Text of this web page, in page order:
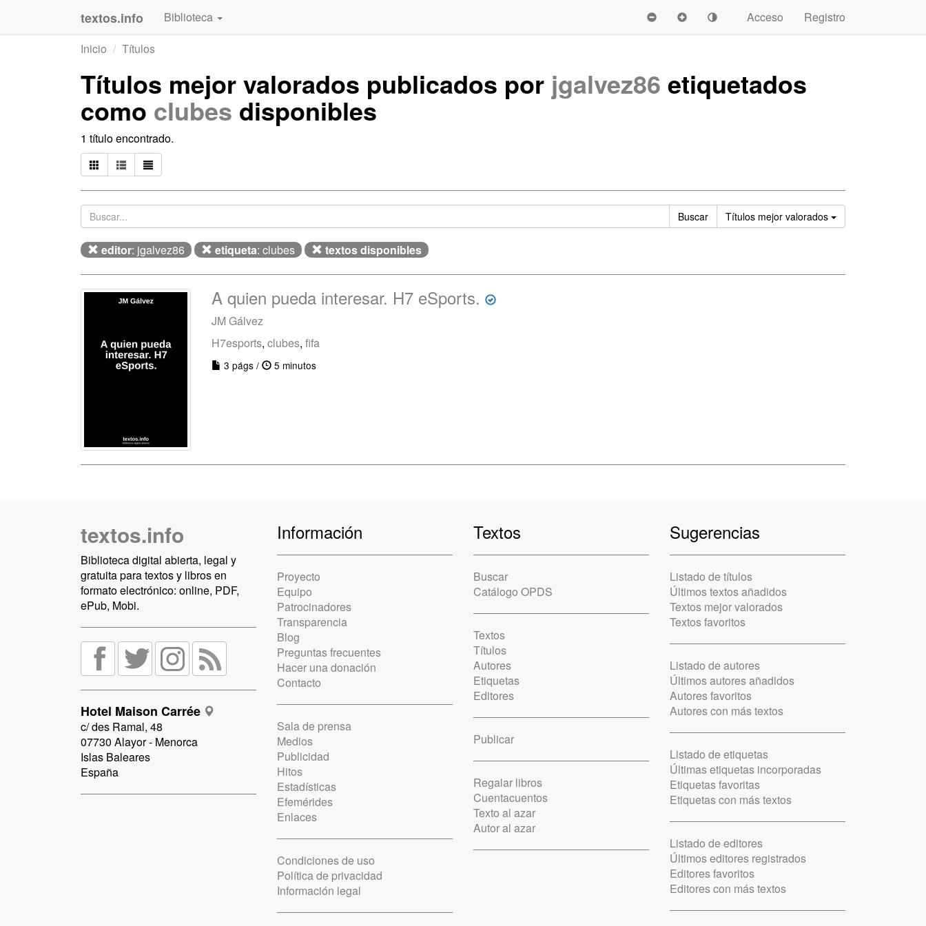
textos.info Biblioteca Acceso
Registro
Inicio
Títulos
Títulos mejor valorados publicados por jgalvez86 etiquetados
como clubes disponibles
1 título encontrado.
Buscar Títulos mejor valorados Ordenar
editor: jgalvez86 etiqueta: clubes textos disponibles
A quien pueda interesar. H7 eSports.
JM Gálvez
H7esports, clubes, fifa
3 págs / 5 minutos
textos.info
Biblioteca digital abierta, legal y
gratuita para textos y libros en
formato electrónico: online, PDF,
ePub, Mobi.
Hotel Maison Carrée
c/ des Ramal, 48
07730 Alayor - Menorca
Islas Baleares
España
Información
Proyecto
Equipo
Patrocinadores
Transparencia
Blog
Preguntas frecuentes
Hacer una donación
Contacto
Sala de prensa
Medios
Publicidad
Hitos
Estadísticas
Efemérides
Enlaces
Condiciones de uso
Política de privacidad
Información legal
Textos
Buscar
Catálogo OPDS
Textos
Títulos
Autores
Etiquetas
Editores
Publicar
Regalar libros
Cuentacuentos
Texto al azar
Autor al azar
Sugerencias
Listado de títulos
Últimos textos añadidos
Textos mejor valorados
Textos favoritos
Listado de autores
Últimos autores añadidos
Autores favoritos
Autores con más textos
Listado de etiquetas
Últimas etiquetas incorporadas
Etiquetas favoritas
Etiquetas con más textos
Listado de editores
Últimos editores registrados
Editores favoritos
Editores con más textos